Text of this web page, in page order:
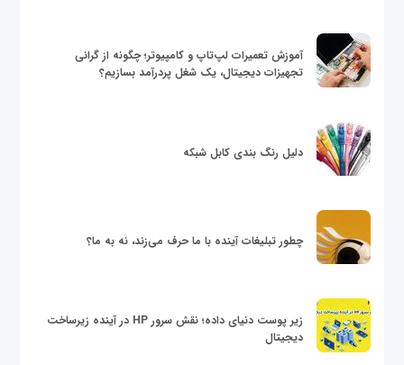
آموزش تعمیرات لپ‌تاپ و کامپیوتر؛ چگونه از گرانی
تجهیزات دیجیتال، یک شغل پردرآمد بسازیم؟
دلیل رنگ بندی کابل شبکه
چطور تبلیغات آینده با ما حرف می‌زند، نه به ما؟
زیر پوست دنیای داده؛ نقش سرور HP در آینده زیرساخت
دیجیتال